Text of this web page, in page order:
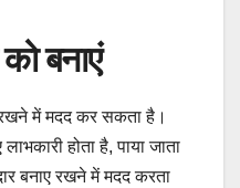
बनाएं
रखने में मदद कर सकता है।
होता है, पाया जाता
बनाए रखने में मदद करता